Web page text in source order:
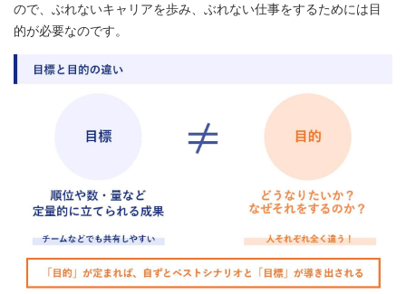
ので、ぶれないキャリアを歩み、ぶれない仕事をするためには目
的が必要なのです。